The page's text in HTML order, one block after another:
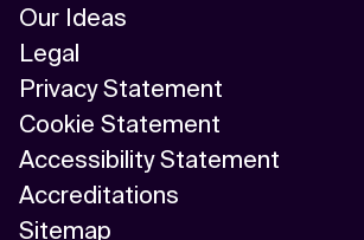
Our Ideas
Legal
Privacy Statement
Cookie Statement
Accessibility Statement
Accreditations
Sitemap